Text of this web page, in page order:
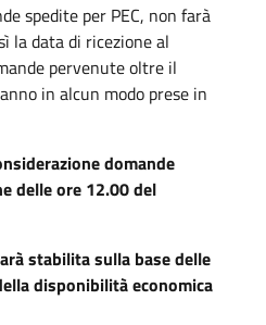
spedite per PEC, non farà
la data di ricezione al
pervenute oltre il
in alcun modo prese in
domande
delle ore 12.00 del
stabilita sulla base delle
disponibilità economica